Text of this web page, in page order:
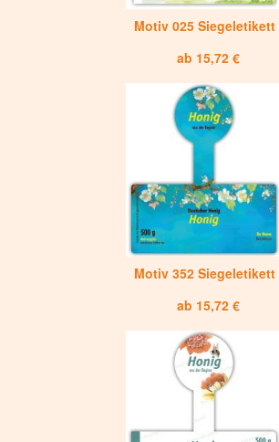
Motiv 025 Siegeletikett
ab 15,72 €
Motiv 352 Siegeletikett
ab 15,72 €